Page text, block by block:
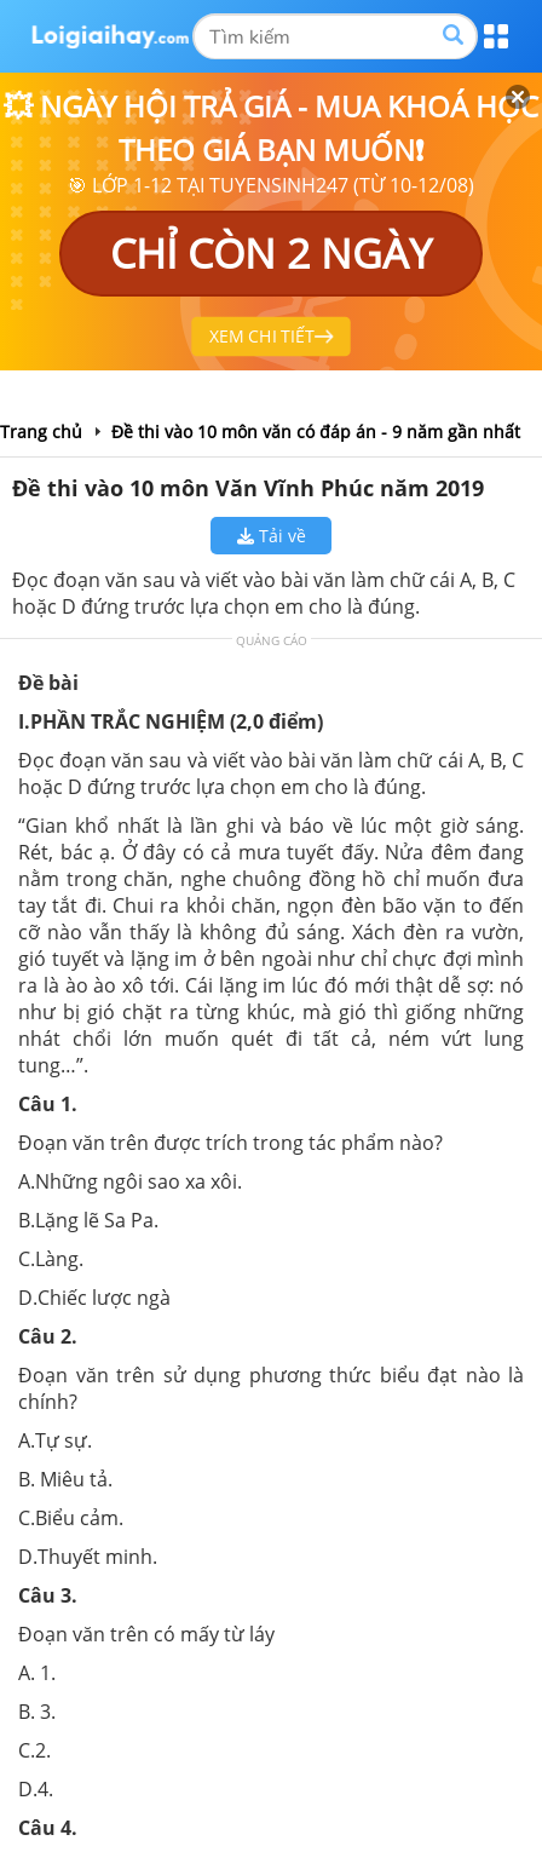
💥 NGÀY HỘI TRẢ GIÁ - MUA KHOÁ HỌC
THEO GIÁ BẠN MUỐN❗
🎯 LỚP 1-12 TẠI TUYENSINH247 (TỪ 10-12/08)
CHỈ CÒN 2 NGÀY
XEM CHI TIẾT
Trang chủ Đề thi vào 10 môn văn có đáp án - 9 năm gần nhất
Đề thi vào 10 môn Văn Vĩnh Phúc năm 2019
Tải về
Đọc đoạn văn sau và viết vào bài văn làm chữ cái A, B, C
hoặc D đứng trước lựa chọn em cho là đúng.
QUẢNG CÁO
Đề bài
I.PHẦN TRẮC NGHIỆM (2,0 điểm)
Đọc đoạn văn sau và viết vào bài văn làm chữ cái A, B, C
hoặc D đứng trước lựa chọn em cho là đúng.
“Gian khổ nhất là lần ghi và báo về lúc một giờ sáng.
Rét, bác ạ. Ở đây có cả mưa tuyết đấy. Nửa đêm đang
nằm trong chăn, nghe chuông đồng hồ chỉ muốn đưa
tay tắt đi. Chui ra khỏi chăn, ngọn đèn bão vặn to đến
cỡ nào vẫn thấy là không đủ sáng. Xách đèn ra vườn,
gió tuyết và lặng im ở bên ngoài như chỉ chực đợi mình
ra là ào ào xô tới. Cái lặng im lúc đó mới thật dễ sợ: nó
như bị gió chặt ra từng khúc, mà gió thì giống những
nhát chổi lớn muốn quét đi tất cả, ném vứt lung
tung…”.
Câu 1.
Đoạn văn trên được trích trong tác phẩm nào?
A.Những ngôi sao xa xôi.
B.Lặng lẽ Sa Pa.
C.Làng.
D.Chiếc lược ngà
Câu 2.
Đoạn văn trên sử dụng phương thức biểu đạt nào là
chính?
A.Tự sự.
B. Miêu tả.
C.Biểu cảm.
D.Thuyết minh.
Câu 3.
Đoạn văn trên có mấy từ láy
A. 1.
B. 3.
C.2.
D.4.
Câu 4.